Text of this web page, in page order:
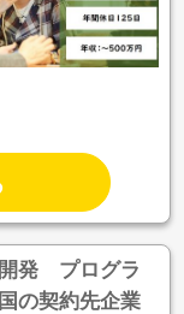
発 プログラ
の契約先企業